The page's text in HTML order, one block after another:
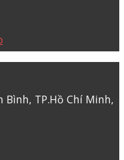
Bình, TP.Hồ Chí Minh,